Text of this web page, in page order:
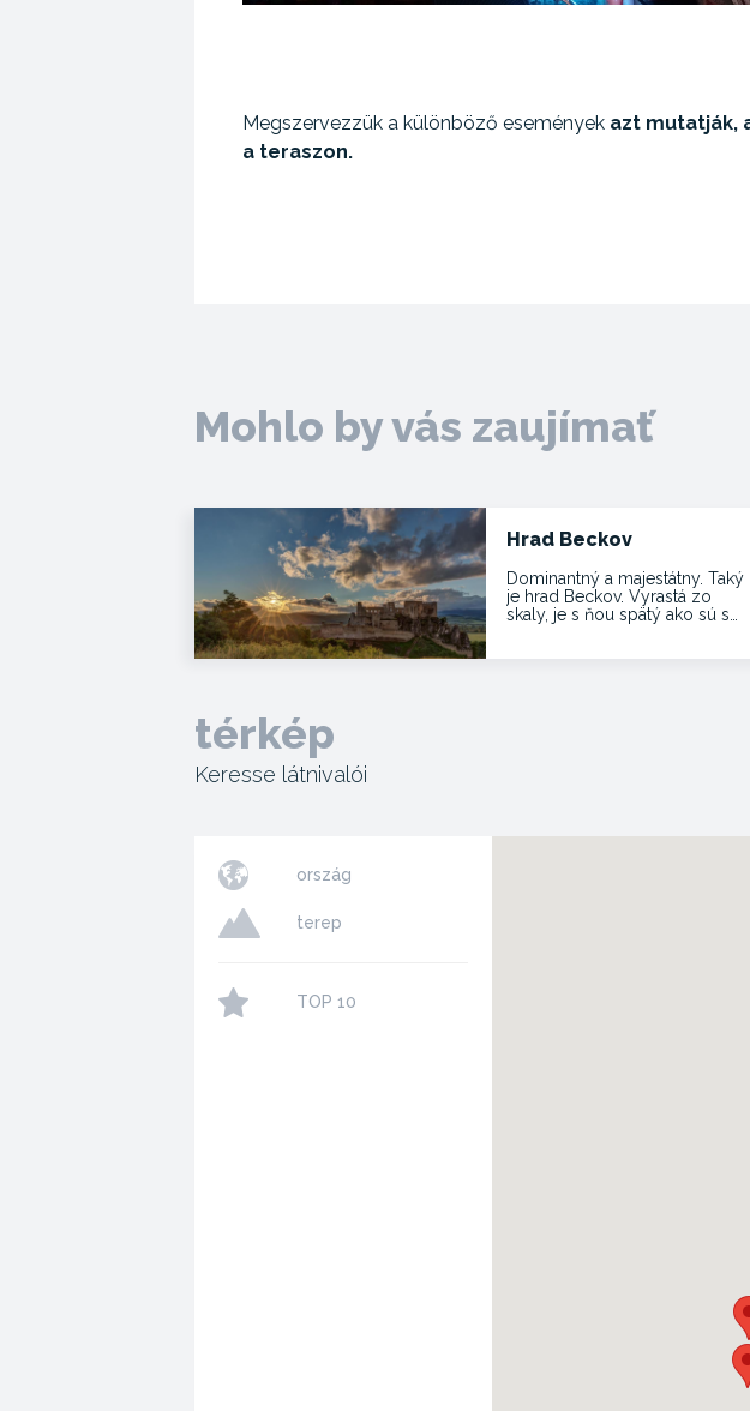
Megszervezzük a különböző események azt mutatják,
a teraszon.
Mohlo by vás zaujímať
Hrad Beckov
Dominantný a majestátny. Taký
je hrad Beckov. Vyrastá zo
skaly, je s ňou spätý ako sú s…
térkép
Keresse látnivalói
ország
terep
TOP 10